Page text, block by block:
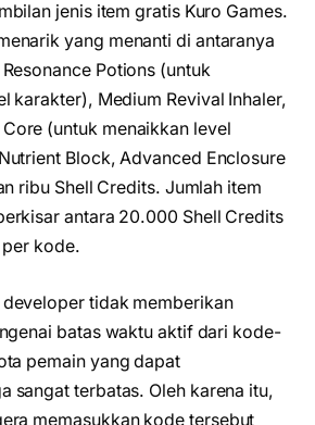
jenis item gratis Kuro Games.
yang menanti di antaranya
Potions (untuk
karakter), Medium Revival Inhaler,
(untuk menaikkan level
Block, Advanced Enclosure
ribu Shell Credits. Jumlah item
antara 20.000 Shell Credits
per kode.
tidak memberikan
batas waktu aktif dari kode-
pemain yang dapat
sangat terbatas. Oleh karena itu,
memasukkan kode tersebut